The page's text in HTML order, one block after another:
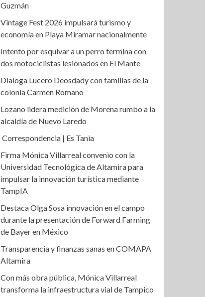
Guzmán
Vintage Fest 2026 impulsará turismo y
economía en Playa Miramar nacionalmente
Intento por esquivar a un perro termina con
dos motociclistas lesionados en El Mante
Dialoga Lucero Deosdady con familias de la
colonia Carmen Romano
Lozano lidera medición de Morena rumbo a la
alcaldía de Nuevo Laredo
Correspondencia | Es Tania
Firma Mónica Villarreal convenio con la
Universidad Tecnológica de Altamira para
impulsar la innovación turística mediante
TampIA
Destaca Olga Sosa innovación en el campo
durante la presentación de Forward Farming
de Bayer en México
Transparencia y finanzas sanas en COMAPA
Altamira
Con más obra pública, Mónica Villarreal
transforma la infraestructura vial de Tampico